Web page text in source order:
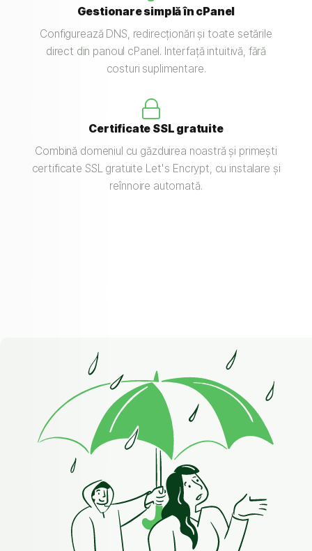
Gestionare simplă în cPanel
Configurează DNS, redirecționări și toate setările
direct din panoul cPanel. Interfață intuitivă, fără
costuri suplimentare.
Certificate SSL gratuite
Combină domeniul cu găzduirea noastră și primești
certificate SSL gratuite Let's Encrypt, cu instalare și
reînnoire automată.